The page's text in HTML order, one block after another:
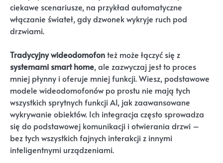
ciekawe scenariusze, na przykład automatyczne
włączanie świateł, gdy dzwonek wykryje ruch pod
drzwiami.
Tradycyjny wideodomofonteż może łączyć się z
systemami smart home, ale zazwyczaj jest to proces
mniej płynny i oferuje mniej funkcji. Wiesz, podstawowe
modele wideodomofonów po prostu nie mają tych
wszystkich sprytnych funkcji AI, jak zaawansowane
wykrywanie obiektów. Ich integracja często sprowadza
się do podstawowej komunikacji i otwierania drzwi –
bez tych wszystkich fajnych interakcji z innymi
inteligentnymi urządzeniami.